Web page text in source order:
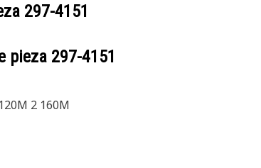
297-4151
pieza 297-4151
2 160M